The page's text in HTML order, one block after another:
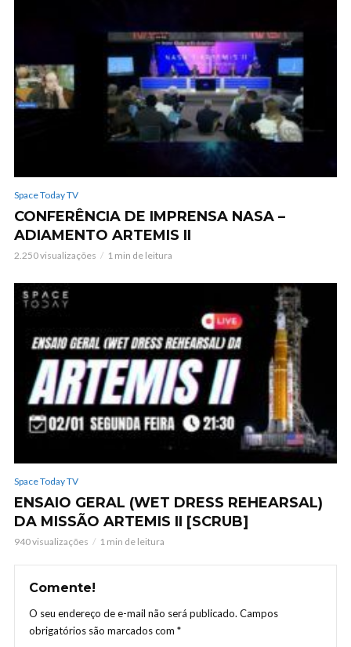
Space Today TV
CONFERÊNCIA DE IMPRENSA NASA –
ADIAMENTO ARTEMIS II
2.250 visualizações 1 min de leitura
Space Today TV
ENSAIO GERAL (WET DRESS REHEARSAL)
DA MISSÃO ARTEMIS II [SCRUB]
940 visualizações 1 min de leitura
Comente!
O seu endereço de e-mail não será publicado. Campos
obrigatórios são marcados com *